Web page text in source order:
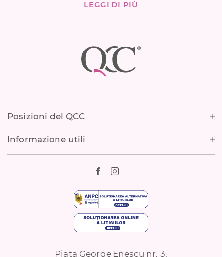
LEGGI DI PIÙ
Footer
Piata George Enescu nr. 3,
Posizioni del QCC
Informazione utili